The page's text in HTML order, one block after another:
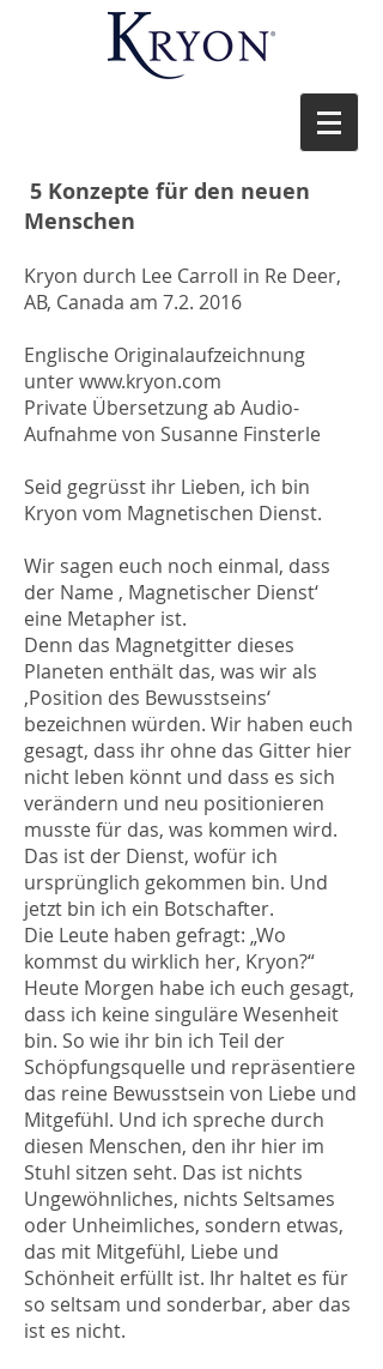
5 Konzepte für den neuen
Menschen
Kryon durch Lee Carroll in Re Deer,
AB, Canada am 7.2. 2016
Englische Originalaufzeichnung
unter www.kryon.com
Private Übersetzung ab Audio-
Aufnahme von Susanne Finsterle
Seid gegrüsst ihr Lieben, ich bin
Kryon vom Magnetischen Dienst.
Wir sagen euch noch einmal, dass
der Name ‚ Magnetischer Dienst‘
eine Metapher ist.
Denn das Magnetgitter dieses
Planeten enthält das, was wir als
‚Position des Bewusstseins‘
bezeichnen würden. Wir haben euch
gesagt, dass ihr ohne das Gitter hier
nicht leben könnt und dass es sich
verändern und neu positionieren
musste für das, was kommen wird.
Das ist der Dienst, wofür ich
ursprünglich gekommen bin. Und
jetzt bin ich ein Botschafter.
Die Leute haben gefragt: „Wo
kommst du wirklich her, Kryon?“
Heute Morgen habe ich euch gesagt,
dass ich keine singuläre Wesenheit
bin. So wie ihr bin ich Teil der
Schöpfungsquelle und repräsentiere
das reine Bewusstsein von Liebe und
Mitgefühl. Und ich spreche durch
diesen Menschen, den ihr hier im
Stuhl sitzen seht. Das ist nichts
Ungewöhnliches, nichts Seltsames
oder Unheimliches, sondern etwas,
das mit Mitgefühl, Liebe und
Schönheit erfüllt ist. Ihr haltet es für
so seltsam und sonderbar, aber das
ist es nicht.